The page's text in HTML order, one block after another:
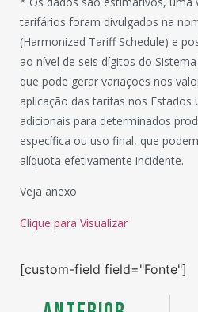
tarifários foram divulgados na
(Harmonized Tariff Schedule) e
ao nível de seis dígitos do
que pode gerar variações nos
aplicação das tarifas nos Estados
adicionais para determinados
específica ou uso final, que
alíquota efetivamente incidente.
Veja anexo
Clique para Visualizar
[custom-field field="Fonte"]